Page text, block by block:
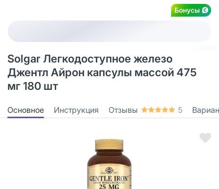
Бонусы
Solgar Легкодоступное железо
Джентл Айрон капсулы массой 475
мг 180 шт
Основное Инструкция Отзывы 5